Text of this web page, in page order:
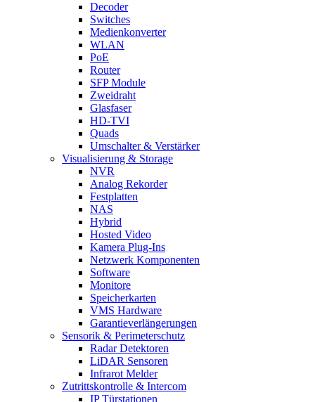
Decoder
Switches
Medienkonverter
WLAN
PoE
Router
SFP Module
Zweidraht
Glasfaser
HD-TVI
Quads
Umschalter & Verstärker
Visualisierung & Storage
NVR
Analog Rekorder
Festplatten
NAS
Hybrid
Hosted Video
Kamera Plug-Ins
Netzwerk Komponenten
Software
Monitore
Speicherkarten
VMS Hardware
Garantieverlängerungen
Sensorik & Perimeterschutz
Radar Detektoren
LiDAR Sensoren
Infrarot Melder
Zutrittskontrolle & Intercom
IP Türstationen